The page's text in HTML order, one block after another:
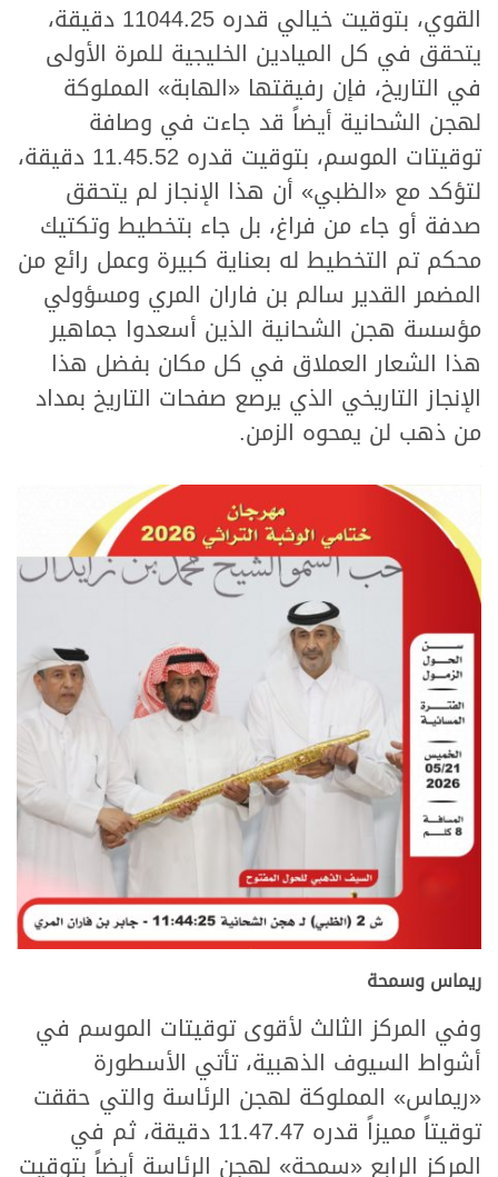
القوي، بتوقيت خيالي قدره 11044.25 دقيقة،
يتحقق في كل الميادين الخليجية للمرة الأولى
في التاريخ، فإن رفيقتها «الهابة» المملوكة
لهجن الشحانية أيضاً قد جاءت في وصافة
توقيتات الموسم، بتوقيت قدره 11.45.52 دقيقة،
لتؤكد مع «الظبي» أن هذا الإنجاز لم يتحقق
صدفة أو جاء من فراغ، بل جاء بتخطيط وتكتيك
محكم تم التخطيط له بعناية كبيرة وعمل رائع من
المضمر القدير سالم بن فاران المري ومسؤولي
مؤسسة هجن الشحانية الذين أسعدوا جماهير
هذا الشعار العملاق في كل مكان بفضل هذا
الإنجاز التاريخي الذي يرصع صفحات التاريخ بمداد
من ذهب لن يمحوه الزمن.
ريماس وسمحة
وفي المركز الثالث لأقوى توقيتات الموسم في
أشواط السيوف الذهبية، تأتي الأسطورة
«ريماس» المملوكة لهجن الرئاسة والتي حققت
توقيتاً مميزاً قدره 11.47.47 دقيقة، ثم في
المركز الرابع «سمحة» لهجن الرئاسة أيضاً بتوقيت